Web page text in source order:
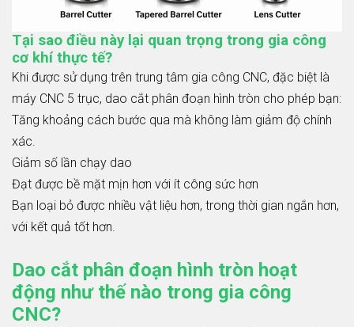
Tại sao điều này lại quan trọng trong gia công
cơ khí thực tế?
Khi được sử dụng trên trung tâm gia công CNC, đặc biệt là
máy CNC 5 trục, dao cắt phân đoạn hình tròn cho phép bạn:
Tăng khoảng cách bước qua mà không làm giảm độ chính
xác.
Giảm số lần chạy dao
Đạt được bề mặt mịn hơn với ít công sức hơn
Bạn loại bỏ được nhiều vật liệu hơn, trong thời gian ngắn hơn,
với kết quả tốt hơn.
Dao cắt phân đoạn hình tròn hoạt
động như thế nào trong gia công
CNC?